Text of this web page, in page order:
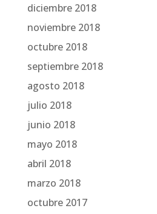
diciembre 2018
noviembre 2018
octubre 2018
septiembre 2018
agosto 2018
julio 2018
junio 2018
mayo 2018
abril 2018
marzo 2018
octubre 2017